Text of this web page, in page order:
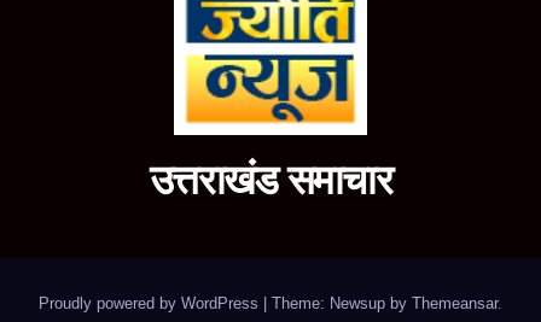
उत्तराखंड समाचार
Proudly powered by WordPress Theme: Newsup by Themeansar.